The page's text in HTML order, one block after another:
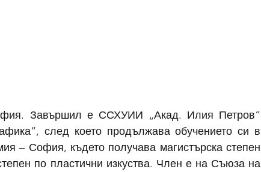
Завършил е ССХУИИ „Акад. Илия Петров“
след което продължава обучението си в
– София, където получава магистърска степен
по пластични изкуства. Член е на Съюза на